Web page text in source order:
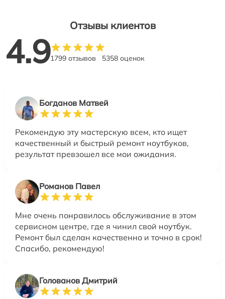
Отзывы клиентов
4.91799 отзывов 5358 оценок
Богданов Матвей
Рекомендую эту мастерскую всем, кто ищет
качественный и быстрый ремонт ноутбуков,
результат превзошел все мои ожидания.
Романов Павел
Мне очень понравилось обслуживание в этом
сервисном центре, где я чинил свой ноутбук.
Ремонт был сделан качественно и точно в срок!
Спасибо, рекомендую!
Голованов Дмитрий